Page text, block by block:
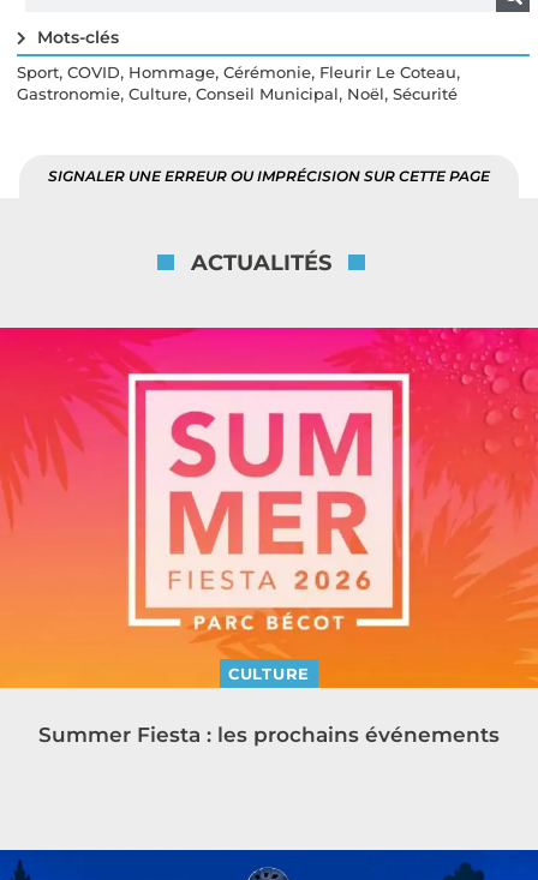
Mots-clés
Sport, COVID, Hommage, Cérémonie, Fleurir Le Coteau,
Gastronomie, Culture, Conseil Municipal, Noël, Sécurité
SIGNALER UNE ERREUR OU IMPRÉCISION SUR CETTE PAGE
ACTUALITÉS
CULTURE
Summer Fiesta : les prochains événements